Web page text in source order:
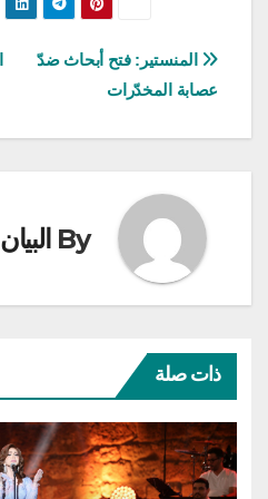
تصفّح
المقالات
المنستير: فتح أبحاث ضدّ
عصابة المخدّرات
By البيان
ذات صلة